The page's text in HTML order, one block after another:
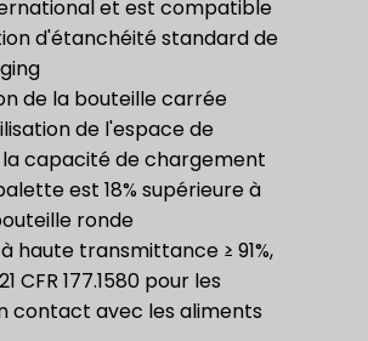
et est compatible
d'étanchéité standard de
de la bouteille carrée
de l'espace de
capacité de chargement
est 18% supérieure à
ronde
haute transmittance ≥ 91%,
CFR 177.1580 pour les
contact avec les aliments